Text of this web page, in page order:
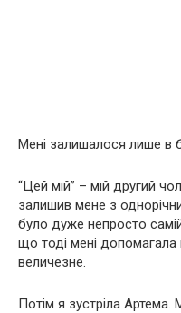
Мені залишалося лише в
“Цей мій” – мій другий
залишив мене з
було дуже непросто
що тоді мені допомагала
величезне.
Потім я зустріла